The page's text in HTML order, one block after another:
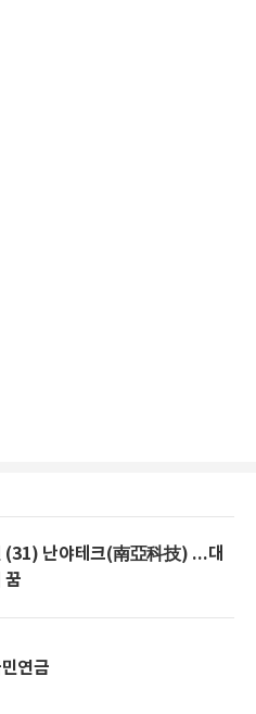
(31) 난야테크(南亞科技) ...대
꿈
연금